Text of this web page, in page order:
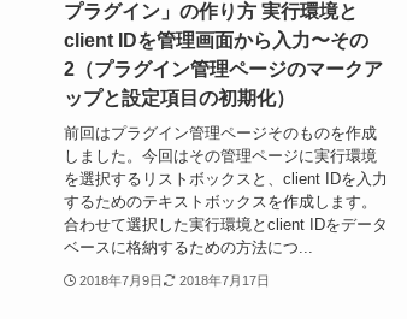
プラグイン」の作り方 実行環境と
client IDを管理画面から入力〜その
2（プラグイン管理ページのマークア
ップと設定項目の初期化）
前回はプラグイン管理ページそのものを作成
しました。今回はその管理ページに実行環境
を選択するリストボックスと、client IDを入力
するためのテキストボックスを作成します。
合わせて選択した実行環境とclient IDをデータ
ベースに格納するための方法につ...
2018年7月9日 2018年7月17日